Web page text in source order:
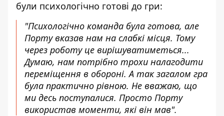
були психологічно готові до гри:
"Психологічно команда була готова, але
Порту вказав нам на слабкі місця. Тому
через роботу це вирішуватиметься...
Думаю, нам потрібно трохи налагодити
переміщення в обороні. А так загалом гра
була практично рівною. Не вважаю, що
ми десь поступалися. Просто Порту
використав моменти, які він мав".